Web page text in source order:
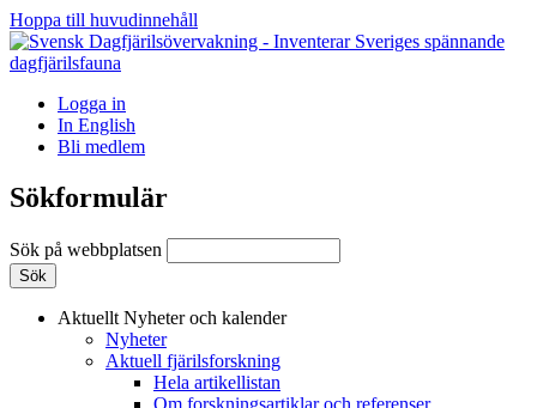
Hoppa till huvudinnehåll
Logga in
In English
Bli medlem
Sökformulär
Sök på webbplatsen
Aktuellt Nyheter och kalender
Nyheter
Aktuell fjärilsforskning
Hela artikellistan
Om forskningsartiklar och referenser